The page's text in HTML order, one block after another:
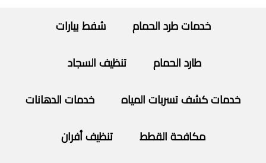
خدمات طرد الحمام شفط بيارات
طارد الحمام تنظيف السجاد
خدمات كشف تسربات المياه خدمات الدهانات
مكافحة القطط تنظيف أفران